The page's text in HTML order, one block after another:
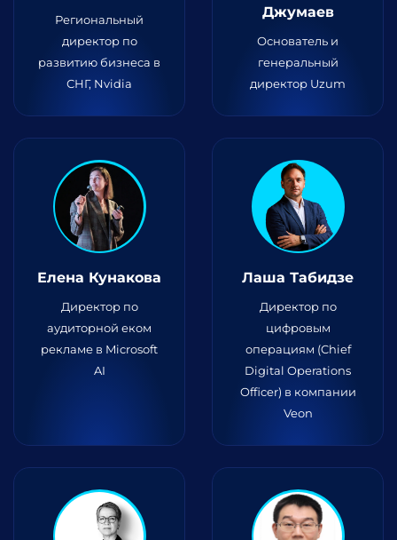
Региональный
директор по
развитию бизнеса в
СНГ, Nvidia
Джумаев
Основатель и
генеральный
директор Uzum
Елена Кунакова
Директор по
аудиторной еком
рекламе в Microsoft
AI
Лаша Табидзе
Директор по
цифровым
операциям (Chief
Digital Operations
Officer) в компании
Veon